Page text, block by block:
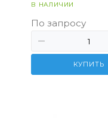
В НАЛИЧИИ
По запросу
КУПИТЬ